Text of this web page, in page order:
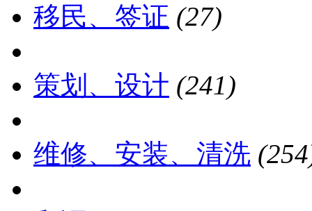
移民、签证 (27)
策划、设计 (241)
维修、安装、清洗